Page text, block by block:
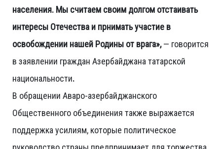
населения. Мы считаем своим долгом отстаивать
интересы Отечества и прнимать участие в
освобождении нашей Родины от врага»,— говорится
в заявлении граждан Азербайджана татарской
национальности.
В обращении Аваро-азербайджанского
Общественного объединения также выражается
поддержка усилиям, которые политическое